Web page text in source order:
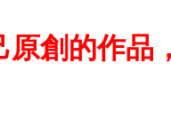
原創的作品